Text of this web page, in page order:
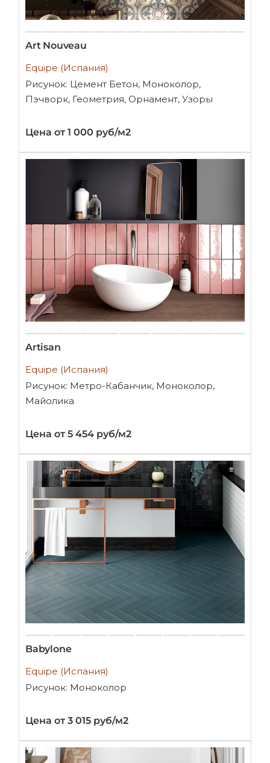
Art Nouveau
Equipe (Испания)
Рисунок: Цемент Бетон, Моноколор,
Пэчворк, Геометрия, Орнамент, Узоры
Цена от 1 000 руб/м2
Artisan
Equipe (Испания)
Рисунок: Метро-Кабанчик, Моноколор,
Майолика
Цена от 5 454 руб/м2
Babylone
Equipe (Испания)
Рисунок: Моноколор
Цена от 3 015 руб/м2